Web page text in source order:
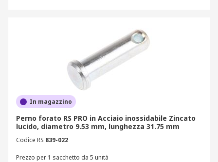
In magazzino
Perno forato RS PRO in Acciaio inossidabile Zincato
lucido, diametro 9.53 mm, lunghezza 31.75 mm
Codice RS 839-022
Prezzo per 1 sacchetto da 5 unità